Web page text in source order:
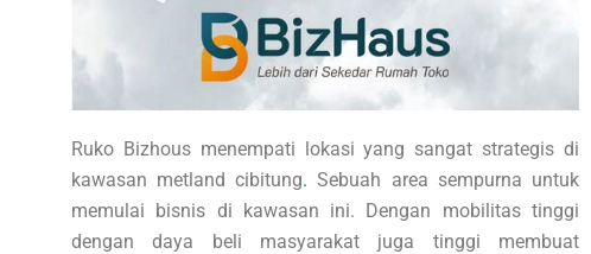
Ruko Bizhous menempati lokasi yang sangat strategis di
kawasan metland cibitung. Sebuah area sempurna untuk
memulai bisnis di kawasan ini. Dengan mobilitas tinggi
dengan daya beli masyarakat juga tinggi membuat